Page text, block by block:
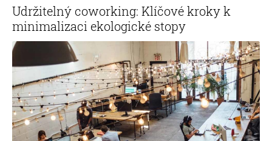
Udržitelný coworking: Klíčové kroky k
minimalizaci ekologické stopy